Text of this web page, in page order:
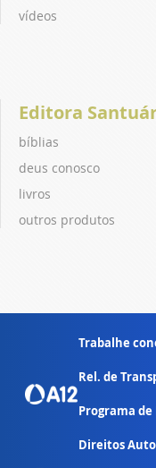
vídeos
Editora
bíblias
deus conosco
livros
outros produtos
Trabalhe
Rel. de
Programa
Direitos